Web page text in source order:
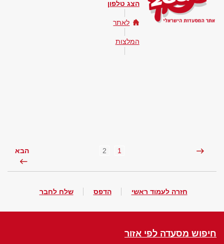
הצג טלפון
לאתר
המלצות
1
2 הבא
חזרה לעמוד ראשי הדפס שלח לחבר
חיפוש מסעדה לפי אזור